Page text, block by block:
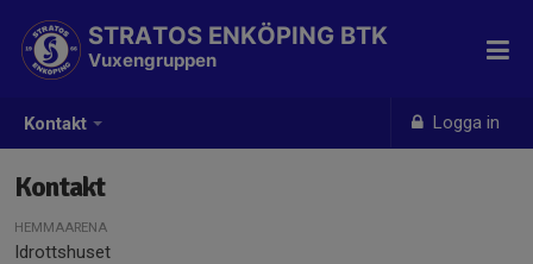
Kontakt Logga in
STRATOS ENKÖPING BTK
Vuxengruppen
Kontakt
HEMMAARENA
Idrottshuset